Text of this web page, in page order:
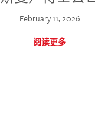
February 11, 2026
阅读更多